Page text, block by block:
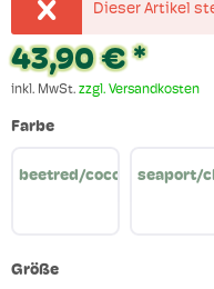
Dieser Artikel
43,90 € *
inkl. MwSt. zzgl. Versandkosten
Farbe
beetred/cocoa seaport/
Größe